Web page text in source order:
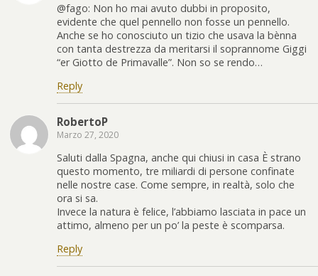
@fago: Non ho mai avuto dubbi in proposito,
evidente che quel pennello non fosse un pennello.
Anche se ho conosciuto un tizio che usava la bènna
con tanta destrezza da meritarsi il soprannome Giggi
“er Giotto de Primavalle”. Non so se rendo…
Reply
RobertoP
Marzo 27, 2020
Saluti dalla Spagna, anche qui chiusi in casa È strano
questo momento, tre miliardi di persone confinate
nelle nostre case. Come sempre, in realtà, solo che
ora si sa.
Invece la natura è felice, l’abbiamo lasciata in pace un
attimo, almeno per un po’ la peste è scomparsa.
Reply